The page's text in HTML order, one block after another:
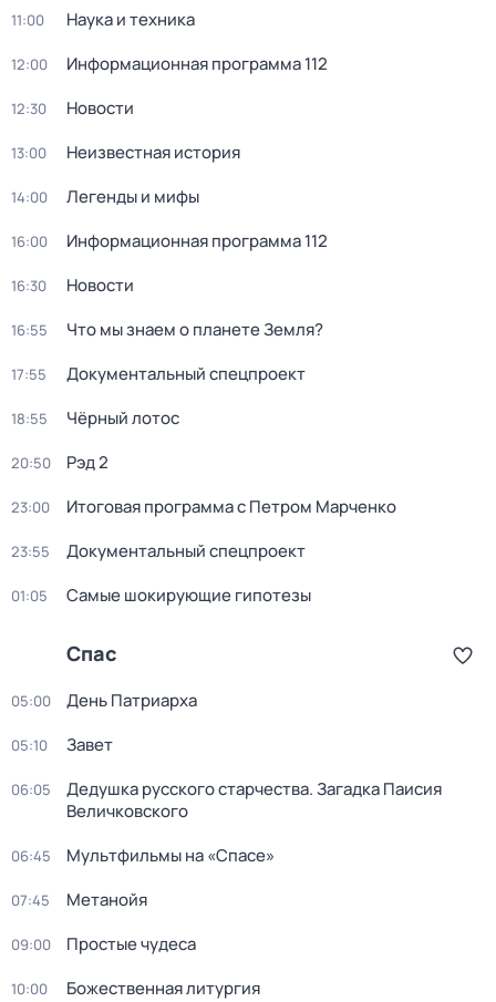
11:00 Наука и техника
12:00 Информационная программа 112
12:30 Новости
13:00 Неизвестная история
14:00 Легенды и мифы
16:00 Информационная программа 112
16:30 Новости
16:55 Что мы знаем о планете Земля?
17:55 Докyментальный cпецпроект
18:55 Чёрный лотос
20:50 Рэд 2
23:00 Итоговая программа с Петром Марченко
23:55 Докyментальный cпецпроект
01:05 Самые шoкиpующие гипотезы
Спас
05:00 День Патриарха
05:10 Завет
06:05
Дедушкa русского старчества. Загадка Паиcия
Величковского
06:45 Мультфильмы на «Спасе»
07:45 Метанойя
09:00 Простые чудеса
10:00 Божественная литургия